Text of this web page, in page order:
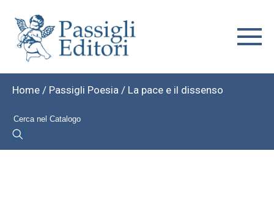
Home / Passigli Poesia / La pace e il dissenso